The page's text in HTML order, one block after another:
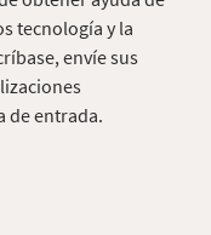
tecnología y la
envíe sus
de entrada.